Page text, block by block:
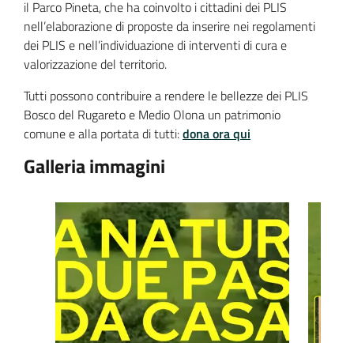
il Parco Pineta, che ha coinvolto i cittadini dei PLIS
nell’elaborazione di proposte da inserire nei regolamenti
dei PLIS e nell’individuazione di interventi di cura e
valorizzazione del territorio.
Tutti possono contribuire a rendere le bellezze dei PLIS
Bosco del Rugareto e Medio Olona un patrimonio
comune e alla portata di tutti:dona ora qui
Galleria immagini